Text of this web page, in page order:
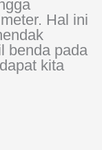
Hal ini
benda pada
kita